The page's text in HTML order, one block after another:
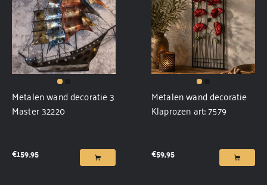
Metalen wand decoratie 3
Master 32220
€159,95
Metalen wand decoratie
Klaprozen art: 7579
€59,95